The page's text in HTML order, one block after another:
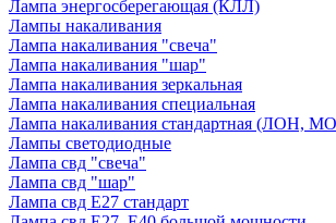
Лампа энергосберегающая (КЛЛ)
Лампы накаливания
Лампа накаливания "свеча"
Лампа накаливания "шар"
Лампа накаливания зеркальная
Лампа накаливания специальная
Лампа накаливания стандартная (ЛОН,
Лампы светодиодные
Лампа свд "свеча"
Лампа свд "шар"
Лампа свд E27 стандарт